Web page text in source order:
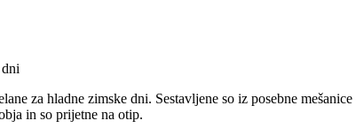
za hladne zimske dni. Sestavljene so iz posebne
in so prijetne na otip.